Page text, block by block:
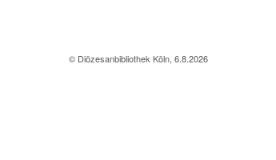
© Diözesanbibliothek Köln, 6.8.2026